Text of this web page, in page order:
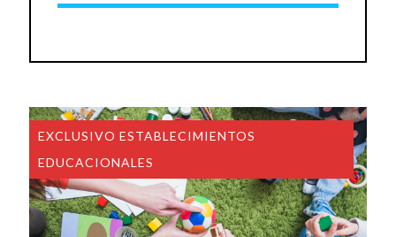
EXCLUSIVO ESTABLECIMIENTOS
EDUCACIONALES